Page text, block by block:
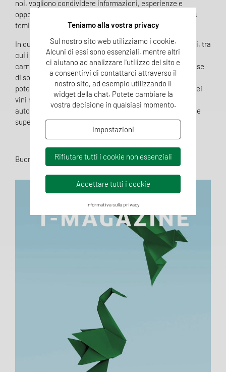
noi, vogliono condividere informazioni, esperienze e
opportunità, creando spazi di confronto e discussione su
temi tecnici, analitici e di ricerca e sviluppo.
In questa edizione, esploreremo una varietà di argomenti, tra
cui i Green Claims, i nitriti e nitrati nei prodotti a base di
carne, il futuro della sicurezza nei dispositivi medici a base
di sostanza, i requisiti per la vigilanza delle piscine, i
potenziali rischi del sushi e pokè, le variazioni di colore nei
vini rosati e l'importanza della validazione degli erogatori
automatizzati per la disinfezione di ambienti circoscritti e
superfici. 🔬 🌐
Buona lettura! 🔎
Teniamo alla vostra privacy
Sul nostro sito web utilizziamo i cookie.
Alcuni di essi sono essenziali, mentre altri
ci aiutano ad analizzare l'utilizzo del sito e
a consentirvi di contattarci attraverso il
nostro sito, ad esempio utilizzando il
widget della chat. Potete cambiare la
vostra decisione in qualsiasi momento.
Impostazioni
Rifiutare tutti i cookie non essenziali
Accettare tutti i cookie
Informativa sulla privacy